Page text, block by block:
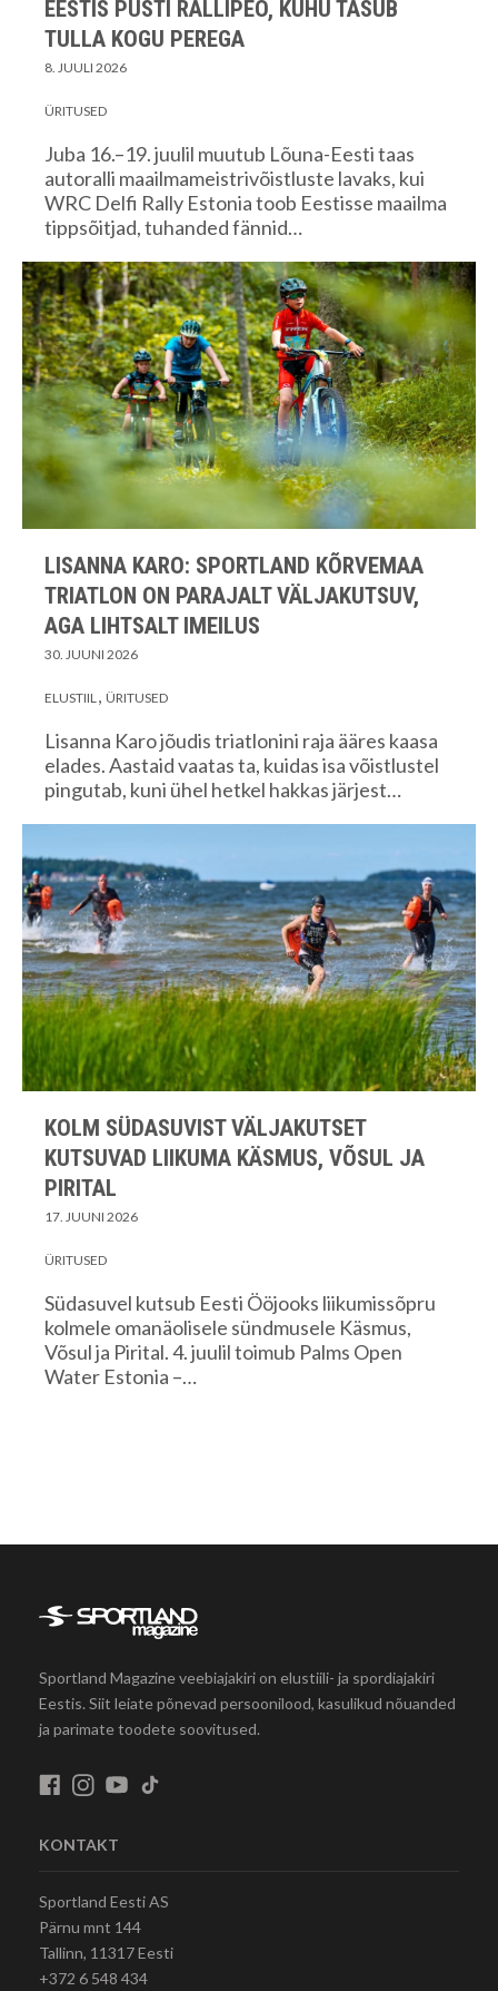
EESTIS PÜSTI RALLIPEO, KUHU TASUB
TULLA KOGU PEREGA
8. JUULI 2026
ÜRITUSED
Juba 16.–19. juulil muutub Lõuna-Eesti taas
autoralli maailmameistrivõistluste lavaks, kui
WRC Delfi Rally Estonia toob Eestisse maailma
tippsõitjad, tuhanded fännid…
LISANNA KARO: SPORTLAND KÕRVEMAA
TRIATLON ON PARAJALT VÄLJAKUTSUV,
AGA LIHTSALT IMEILUS
30. JUUNI 2026
ELUSTIIL ÜRITUSED
Lisanna Karo jõudis triatlonini raja ääres kaasa
elades. Aastaid vaatas ta, kuidas isa võistlustel
pingutab, kuni ühel hetkel hakkas järjest…
KOLM SÜDASUVIST VÄLJAKUTSET
KUTSUVAD LIIKUMA KÄSMUS, VÕSUL JA
PIRITAL
17. JUUNI 2026
ÜRITUSED
Südasuvel kutsub Eesti Ööjooks liikumissõpru
kolmele omanäolisele sündmusele Käsmus,
Võsul ja Pirital. 4. juulil toimub Palms Open
Water Estonia –…
Sportland Magazine veebiajakiri on elustiili- ja spordiajakiri
Eestis. Siit leiate põnevad persoonilood, kasulikud nõuanded
ja parimate toodete soovitused.
KONTAKT
Sportland Eesti AS
Pärnu mnt 144
Tallinn, 11317 Eesti
+372 6 548 434